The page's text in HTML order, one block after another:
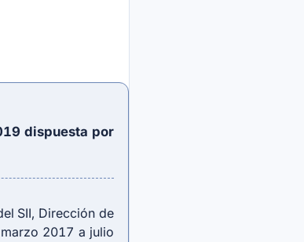
dispuesta por
SII, Dirección de
2017 a julio